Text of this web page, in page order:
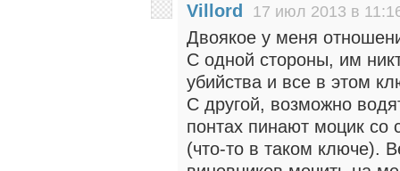
Villord 17 июл 2013 в
Двоякое у меня
С одной стороны, им
убийства и все в этом
С другой, возможно
понтах пинают моцик
(что-то в таком ключе).